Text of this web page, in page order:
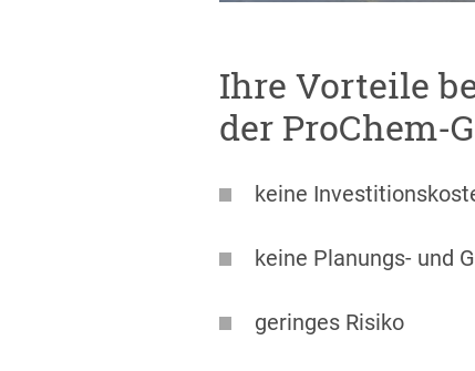
Ihre Vorteile
der ProChem-
keine
keine Planungs- und
geringes Risiko